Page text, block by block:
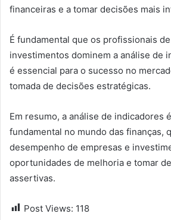
financeiras e a tomar decisões mais
É fundamental que os profissionais
investimentos dominem a análise de
é essencial para o sucesso no
tomada de decisões estratégicas.
Em resumo, a análise de indicadores
fundamental no mundo das finanças,
desempenho de empresas e
oportunidades de melhoria e tomar
assertivas.
Post Views: 118